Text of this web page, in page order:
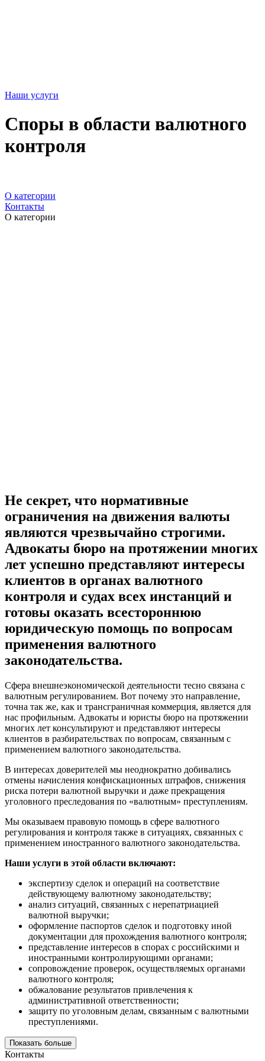
Наши услуги
Споры в области валютного
контроля
О категории
Контакты
О категории
Не секрет, что нормативные
ограничения на движения валюты
являются чрезвычайно строгими.
Адвокаты бюро на протяжении многих
лет успешно представляют интересы
клиентов в органах валютного
контроля и судах всех инстанций и
готовы оказать всестороннюю
юридическую помощь по вопросам
применения валютного
законодательства.
Сфера внешнеэкономической деятельности тесно связана с
валютным регулированием. Вот почему это направление,
точна так же, как и трансграничная коммерция, является для
нас профильным. Адвокаты и юристы бюро на протяжении
многих лет консультируют и представляют интересы
клиентов в разбирательствах по вопросам, связанным с
применением валютного законодательства.
В интересах доверителей мы неоднократно добивались
отмены начисления конфискационных штрафов, снижения
риска потери валютной выручки и даже прекращения
уголовного преследования по «валютным» преступлениям.
Мы оказываем правовую помощь в сфере валютного
регулирования и контроля также в ситуациях, связанных с
применением иностранного валютного законодательства.
Наши услуги в этой области включают:
экспертизу сделок и операций на соответствие
действующему валютному законодательству;
анализ ситуаций, связанных с нерепатриацией
валютной выручки;
оформление паспортов сделок и подготовку иной
документации для прохождения валютного контроля;
представление интересов в спорах с российскими и
иностранными контролирующими органами;
сопровождение проверок, осуществляемых органами
валютного контроля;
обжалование результатов привлечения к
административной ответственности;
защиту по уголовным делам, связанным с валютными
преступлениями.
Показать больше
Контакты